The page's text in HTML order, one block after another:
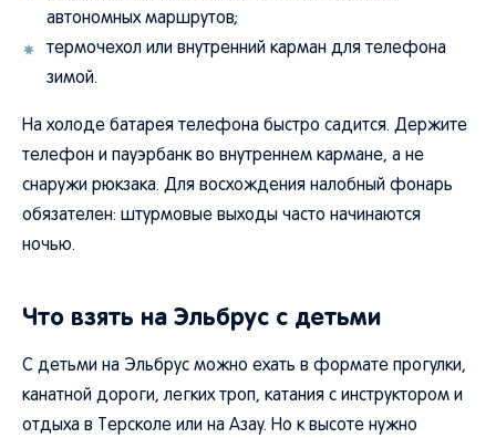
автономных маршрутов;
термочехол или внутренний карман для телефона
зимой.
На холоде батарея телефона быстро садится. Держите
телефон и пауэрбанк во внутреннем кармане, а не
снаружи рюкзака. Для восхождения налобный фонарь
обязателен: штурмовые выходы часто начинаются
ночью.
Что взять на Эльбрус с детьми
С детьми на Эльбрус можно ехать в формате прогулки,
канатной дороги, легких троп, катания с инструктором и
отдыха в Терсколе или на Азау. Но к высоте нужно